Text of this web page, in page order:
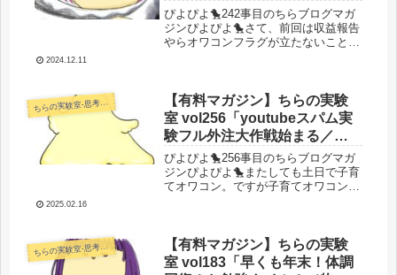
ターちらンプ爆誕／物販ブラ
ックフライデーヒャッハ
ー！」
ぴよぴよ🐤242事目のちらブログマガ
ジンぴよぴよ🐤さて、前回は収益報告
やらオワコンフラグが立たないことに
そう、オワコンフラグだらけになっ
た...
2024.12.11
ちらの実験室-思考・失敗談・リアルタイム実況等を発信します-
【有料マガジン】ちらの実験
室 vol256「youtubeスパム実
験フル外注大作戦始まる／つ
いに自分のリソースが空いて
きた！」
ぴよぴよ🐤256事目のちらブログマガ
ジンぴよぴよ🐤またしても土日で子育
てオワコン。ですが子育てオワコンの
ター兼スパム部隊人員追加に成功！
う...
2025.02.16
ちらの実験室-思考・失敗談・リアルタイム実況等を発信します-
【有料マガジン】ちらの実験
室 vol183「早くも年末！体調